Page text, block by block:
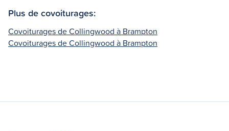
Plus de covoiturages:
Covoiturages de Collingwood à Brampton
Covoiturages de Collingwood à Brampton